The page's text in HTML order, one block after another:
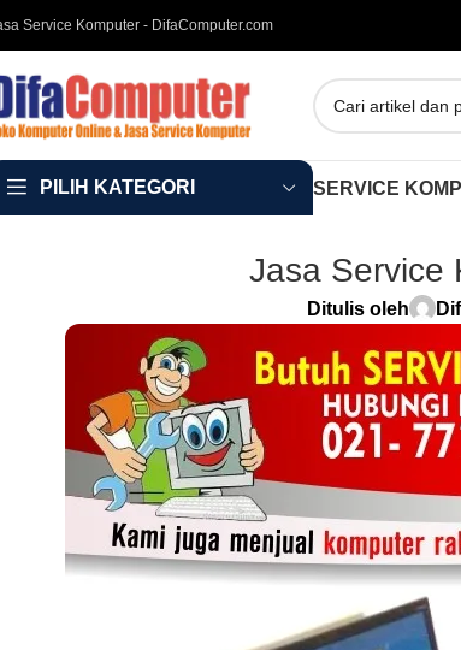
Service Komputer - DifaComputer.com
PILIH KATEGORI SERVICE
Jasa Service
Ditulis oleh